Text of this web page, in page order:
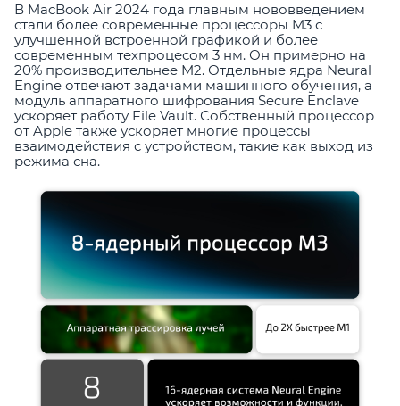
В MacBook Air 2024 года главным нововведением
стали более современные процессоры M3 с
улучшенной встроенной графикой и более
современным техпроцесом 3 нм. Он примерно на
20% производительнее M2. Отдельные ядра Neural
Engine отвечают задачами машинного обучения, а
модуль аппаратного шифрования Secure Enclave
ускоряет работу File Vault. Собственный процессор
от Apple также ускоряет многие процессы
взаимодействия с устройством, такие как выход из
режима сна.